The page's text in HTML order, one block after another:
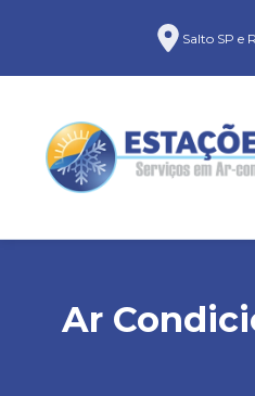
Salto SP e
Ar